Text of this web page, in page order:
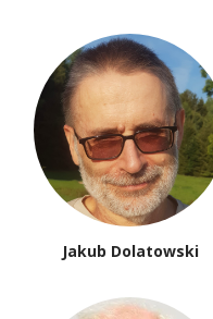
Jakub Dolatowski